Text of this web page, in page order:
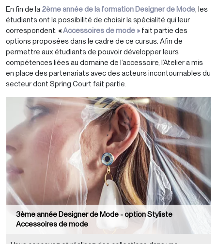
En fin de la 2ème année de la formation Designer de Mode, les
étudiants ont la possibilité de choisir la spécialité qui leur
correspondent. «Accessoires de mode » fait partie des
options proposées dans le cadre de ce cursus. Afin de
permettre aux étudiants de pouvoir développer leurs
compétences liées au domaine de l’accessoire, l’Atelier a mis
en place des partenariats avec des acteurs incontournables du
secteur dont Spring Court fait partie.
3ème année Designer de Mode - option Styliste
Accessoires de mode